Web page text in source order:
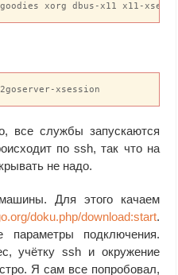
xorg dbus-x11 x11-
xsession
все службы запускаются
по ssh, так что на
не надо.
Для этого качаем
doku.php/download:start.
параметры подключения.
учётку ssh и окружение
Я сам все попробовал,